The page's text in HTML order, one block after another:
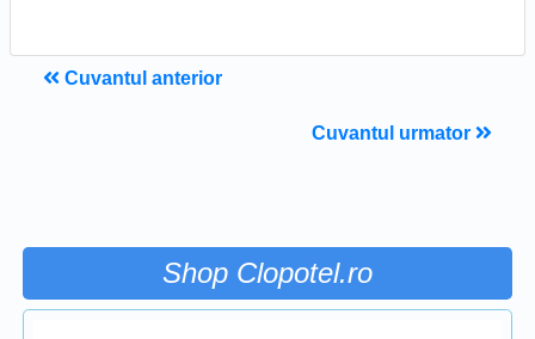
Cuvantul anterior
Cuvantul urmator
Shop Clopotel.ro